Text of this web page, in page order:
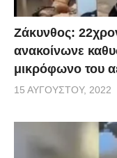
Ζάκυνθος:
ανακοίνωνε
μικρόφωνο του
15 ΑΥΓΟΎΣΤΟΥ, 2022